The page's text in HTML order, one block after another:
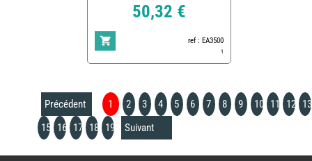
50,32 €
ref : EA3500
1
Précédent 1 2 3 4 5 6 7 8 9 10 11 12
13
15
16 17 18 19 Suivant